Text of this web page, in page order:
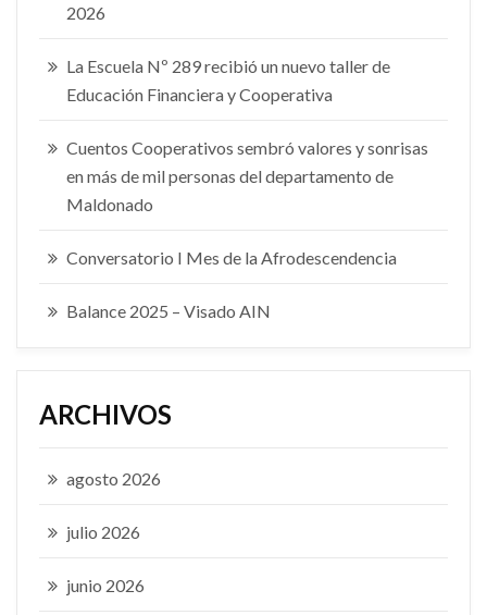
2026
La Escuela Nº 289 recibió un nuevo taller de
Educación Financiera y Cooperativa
Cuentos Cooperativos sembró valores y sonrisas
en más de mil personas del departamento de
Maldonado
Conversatorio I Mes de la Afrodescendencia
Balance 2025 – Visado AIN
ARCHIVOS
agosto 2026
julio 2026
junio 2026